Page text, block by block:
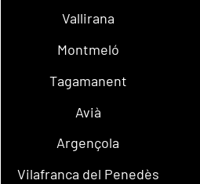
Vallirana
Montmeló
Tagamanent
Avià
Argençola
Vilafranca del Penedès